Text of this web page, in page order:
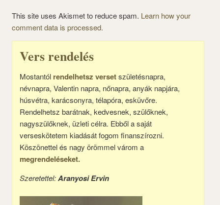
This site uses Akismet to reduce spam. Learn how your
comment data is processed.
Vers rendelés
Mostantól rendelhetsz versetszületésnapra,
névnapra, Valentin napra, nőnapra, anyák napjára,
húsvétra, karácsonyra, télapóra, esküvőre.
Rendelhetsz barátnak, kedvesnek, szülőknek,
nagyszülőknek, üzleti célra. Ebből a saját
verseskötetem kiadását fogom finanszírozni.
Köszönettel és nagy örömmel várom a
megrendeléseket.
Szeretettel:Aranyosi Ervin